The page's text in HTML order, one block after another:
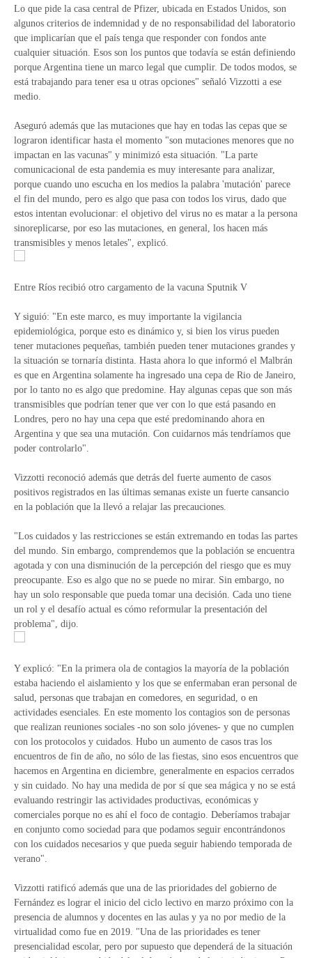
Lo que pide la casa central de Pfizer, ubicada en Estados Unidos, son
algunos criterios de indemnidad y de no responsabilidad del laboratorio
que implicarían que el país tenga que responder con fondos ante
cualquier situación. Esos son los puntos que todavía se están definiendo
porque Argentina tiene un marco legal que cumplir. De todos modos, se
está trabajando para tener esa u otras opciones" señaló Vizzotti a ese
medio.
Aseguró además que las mutaciones que hay en todas las cepas que se
lograron identificar hasta el momento "son mutaciones menores que no
impactan en las vacunas" y minimizó esta situación. "La parte
comunicacional de esta pandemia es muy interesante para analizar,
porque cuando uno escucha en los medios la palabra 'mutación' parece
el fin del mundo, pero es algo que pasa con todos los virus, dado que
estos intentan evolucionar: el objetivo del virus no es matar a la persona
sinoreplicarse, por eso las mutaciones, en general, los hacen más
transmisibles y menos letales", explicó.
Entre Ríos recibió otro cargamento de la vacuna Sputnik V
Y siguió: "En este marco, es muy importante la vigilancia
epidemiológica, porque esto es dinámico y, si bien los virus pueden
tener mutaciones pequeñas, también pueden tener mutaciones grandes y
la situación se tornaría distinta. Hasta ahora lo que informó el Malbrán
es que en Argentina solamente ha ingresado una cepa de Rio de Janeiro,
por lo tanto no es algo que predomine. Hay algunas cepas que son más
transmisibles que podrían tener que ver con lo que está pasando en
Londres, pero no hay una cepa que esté predominando ahora en
Argentina y que sea una mutación. Con cuidarnos más tendríamos que
poder controlarlo".
Vizzotti reconoció además que detrás del fuerte aumento de casos
positivos registrados en las últimas semanas existe un fuerte cansancio
en la población que la llevó a relajar las precauciones.
"Los cuidados y las restricciones se están extremando en todas las partes
del mundo. Sin embargo, comprendemos que la población se encuentra
agotada y con una disminución de la percepción del riesgo que es muy
preocupante. Eso es algo que no se puede no mirar. Sin embargo, no
hay un solo responsable que pueda tomar una decisión. Cada uno tiene
un rol y el desafío actual es cómo reformular la presentación del
problema", dijo.
Y explicó: "En la primera ola de contagios la mayoría de la población
estaba haciendo el aislamiento y los que se enfermaban eran personal de
salud, personas que trabajan en comedores, en seguridad, o en
actividades esenciales. En este momento los contagios son de personas
que realizan reuniones sociales -no son solo jóvenes- y que no cumplen
con los protocolos y cuidados. Hubo un aumento de casos tras los
encuentros de fin de año, no sólo de las fiestas, sino esos encuentros que
hacemos en Argentina en diciembre, generalmente en espacios cerrados
y sin cuidado. No hay una medida de por sí que sea mágica y no se está
evaluando restringir las actividades productivas, económicas y
comerciales porque no es ahí el foco de contagio. Deberíamos trabajar
en conjunto como sociedad para que podamos seguir encontrándonos
con los cuidados necesarios y que pueda seguir habiendo temporada de
verano".
Vizzotti ratificó además que una de las prioridades del gobierno de
Fernández es lograr el inicio del ciclo lectivo en marzo próximo con la
presencia de alumnos y docentes en las aulas y ya no por medio de la
virtualidad como fue en 2019. "Una de las prioridades es tener
presencialidad escolar, pero por supuesto que dependerá de la situación